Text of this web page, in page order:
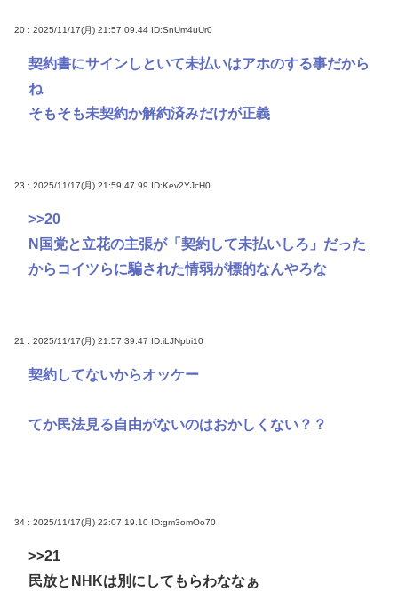
20 : 2025/11/17(月) 21:57:09.44 ID:SnUm4uUr0
契約書にサインしといて未払いはアホのする事だから
ね
そもそも未契約か解約済みだけが正義
23 : 2025/11/17(月) 21:59:47.99 ID:Kev2YJcH0
>>20
N国党と立花の主張が「契約して未払いしろ」だった
からコイツらに騙された情弱が標的なんやろな
21 : 2025/11/17(月) 21:57:39.47 ID:iLJNpbi10
契約してないからオッケー
てか民法見る自由がないのはおかしくない？？
34 : 2025/11/17(月) 22:07:19.10 ID:gm3omOo70
>>21
民放とNHKは別にしてもらわななぁ